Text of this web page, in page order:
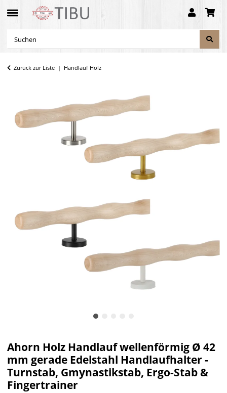
Zurück zur Liste Handlauf Holz
Ahorn Holz Handlauf wellenförmig Ø 42
mm gerade Edelstahl Handlaufhalter -
Turnstab, Gmynastikstab, Ergo-Stab &
Fingertrainer